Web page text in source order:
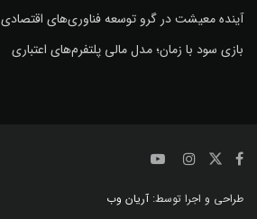
آینده معیشت در گرو توسعه فناوری‌های اقتصادی
بازی سود با زمان؛ مدل مالی پلتفرم‌های اعتباری
طراحی و اجرا توسط: آریان وب